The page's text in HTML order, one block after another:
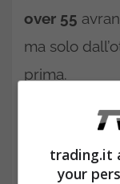
over 55
ma solo
prima.
Non può
senso,
trading.it
your